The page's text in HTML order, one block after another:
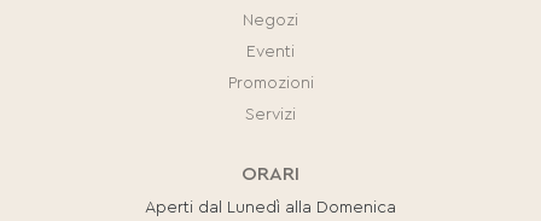
Negozi
Eventi
Promozioni
Servizi
ORARI
Aperti dal Lunedì alla Domenica